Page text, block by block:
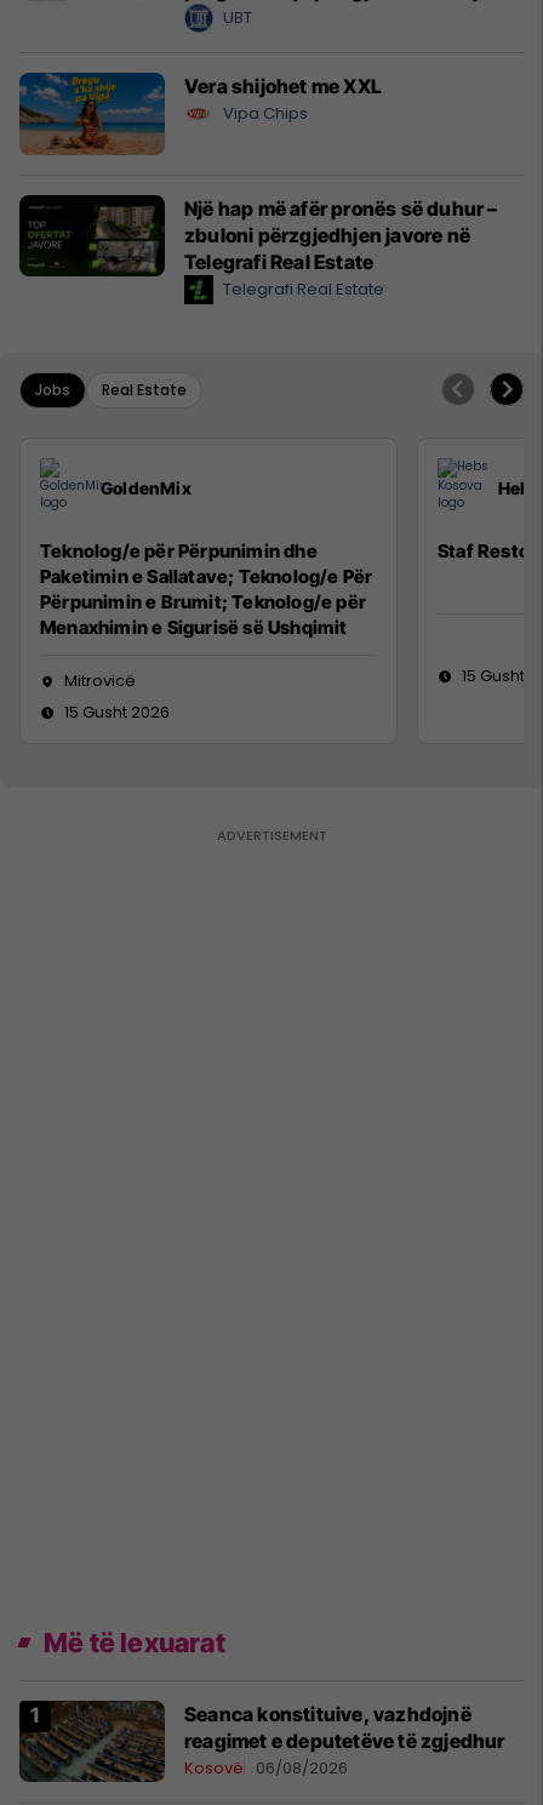
UBT
Vera shijohet me XXL
Vipa Chips
Një hap më afër pronës së duhur –
zbuloni përzgjedhjen javore në
Telegrafi Real Estate
Telegrafi Real Estate
Jobs Real Estate
GoldenMix
Teknolog/e për Përpunimin dhe
Paketimin e Sallatave; Teknolog/e Për
Përpunimin e Brumit; Teknolog/e për
Menaxhimin e Sigurisë së Ushqimit
Mitrovicë
15 Gusht 2026
Staf
15 Gusht
Më të lexuarat
Seanca konstituive, vazhdojnë
reagimet e deputetëve të zgjedhur
Kosovë 06/08/2026